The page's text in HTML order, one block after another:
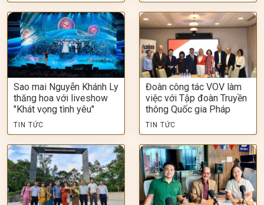
Sao mai Nguyễn Khánh Ly
thăng hoa với liveshow
"Khát vọng tình yêu"
TIN TỨC
Đoàn công tác VOV làm
việc với Tập đoàn Truyền
thông Quốc gia Pháp
TIN TỨC